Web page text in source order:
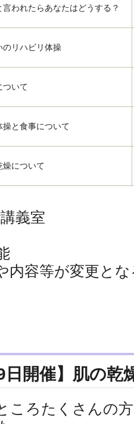
言われたらあなたはどうする？
のリハビリ体操
ついて
操と食事について
燥について
義室
内容等が変更と
日開催】肌の乾
ころたくさんの